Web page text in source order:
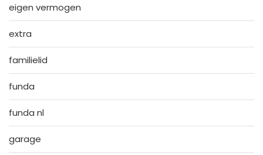
eigen vermogen
extra
familielid
funda
funda nl
garage